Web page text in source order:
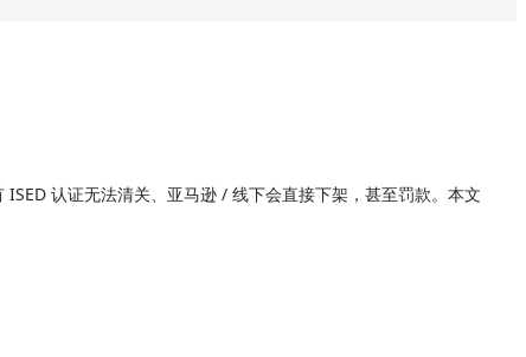
认证无法清关、亚马逊 / 线下会直接下架，甚至罚款。本文